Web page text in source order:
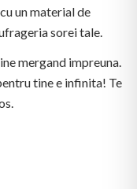
un material de
sorei tale.
mergand impreuna.
tine e infinita! Te